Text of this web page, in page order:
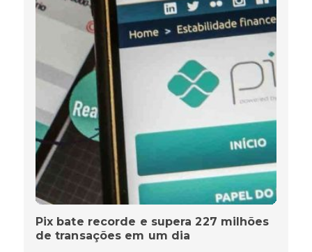
Pix bate recorde e supera 227 milhões
de transações em um dia